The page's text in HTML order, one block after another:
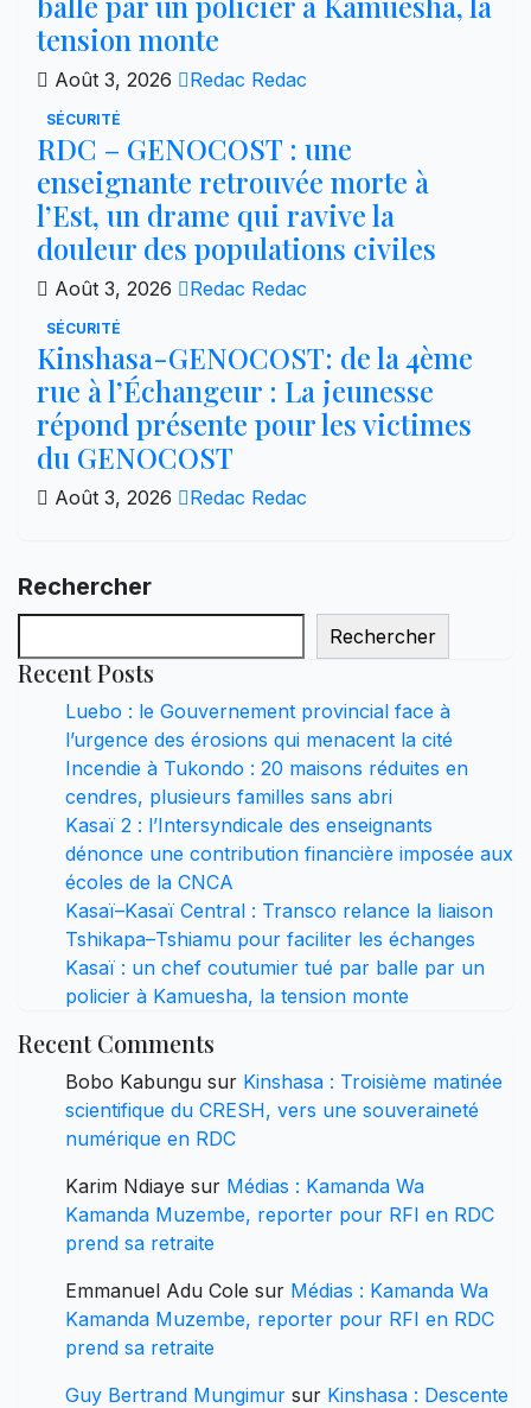
tension monte
Août 3, 2026 Redac Redac
SÉCURITÉ
RDC – GENOCOST : une
enseignante retrouvée morte à
l’Est, un drame qui ravive la
douleur des populations civiles
Août 3, 2026 Redac Redac
SÉCURITÉ
Kinshasa-GENOCOST: de la 4ème
rue à l’Échangeur : La jeunesse
répond présente pour les victimes
du GENOCOST
Août 3, 2026 Redac Redac
Rechercher
Rechercher
Recent Posts
Luebo : le Gouvernement provincial face à
l’urgence des érosions qui menacent la cité
Incendie à Tukondo : 20 maisons réduites en
cendres, plusieurs familles sans abri
Kasaï 2 : l’Intersyndicale des enseignants
dénonce une contribution financière imposée aux
écoles de la CNCA
Kasaï–Kasaï Central : Transco relance la liaison
Tshikapa–Tshiamu pour faciliter les échanges
Kasaï : un chef coutumier tué par balle par un
policier à Kamuesha, la tension monte
Recent Comments
Bobo Kabungu sur Kinshasa : Troisième matinée
scientifique du CRESH, vers une souveraineté
numérique en RDC
Karim Ndiaye sur Médias : Kamanda Wa
Kamanda Muzembe, reporter pour RFI en RDC
prend sa retraite
Emmanuel Adu Cole sur Médias : Kamanda Wa
Kamanda Muzembe, reporter pour RFI en RDC
prend sa retraite
Guy Bertrand Mungimur sur Kinshasa : Descente